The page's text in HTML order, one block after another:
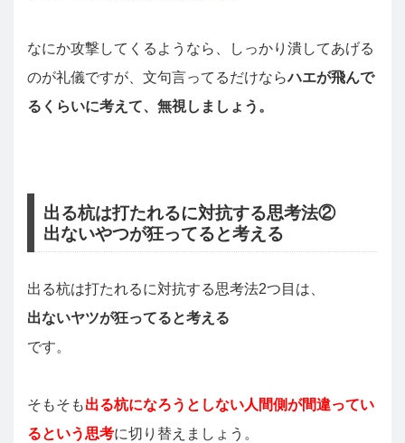
なにか攻撃してくるようなら、しっかり潰してあげる
のが礼儀ですが、文句言ってるだけならハエが飛んで
るくらいに考えて、無視しましょう。
出る杭は打たれるに対抗する思考法②
出ないやつが狂ってると考える
出る杭は打たれるに対抗する思考法2つ目は、
出ないヤツが狂ってると考える
です。
そもそも出る杭になろうとしない人間側が間違ってい
るという思考に切り替えましょう。